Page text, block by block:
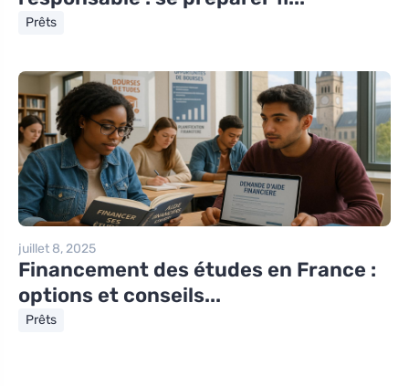
Prêts
juillet 8, 2025
Financement des études en France :
options et conseils...
Prêts